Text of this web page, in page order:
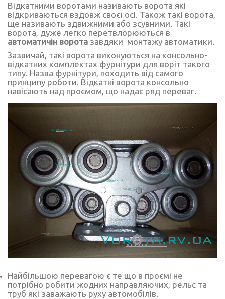
Відкатними воротами називають ворота які
відкриваються вздовж своєї осі. Також такі ворота,
ще називають здвижними або зсувними. Такі
ворота, дуже легко перетвлорюються в
автоматичін ворота завдяки монтажу автоматики.
Зазвичай, такі ворота виконуються на консольно-
відкатних комплектах фурнітури для воріт такого
типу. Назва фурнітури, походить від самого
принципу роботи. Відкатні ворота консольно
навісають над проємом, що надає ряд переваг.
Найбільшою перевагою є те що в проємі не
потрібно робити жодних направляючих, рельс та
труб які заважають руху автомобілів.